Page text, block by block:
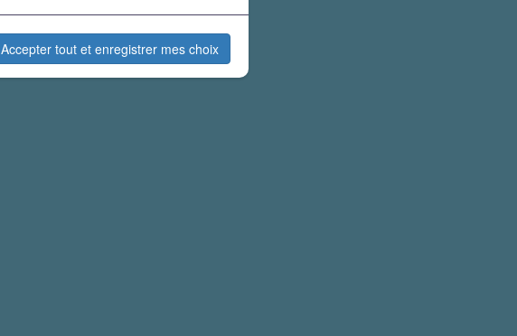
Accepter tout et enregistrer mes choix